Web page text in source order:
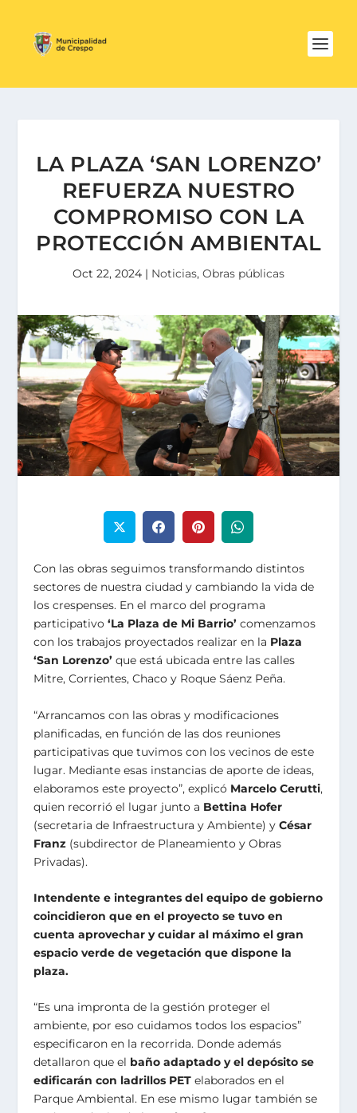
LA PLAZA ‘SAN LORENZO’
REFUERZA NUESTRO
COMPROMISO CON LA
PROTECCIÓN AMBIENTAL
Oct 22, 2024 | Noticias, Obras públicas
Con las obras seguimos transformando distintos
sectores de nuestra ciudad y cambiando la vida de
los crespenses. En el marco del programa
participativo‘La Plaza de Mi Barrio’comenzamos
con los trabajos proyectados realizar en la Plaza
‘San Lorenzo’que está ubicada entre las calles
Mitre, Corrientes, Chaco y Roque Sáenz Peña.
“Arrancamos con las obras y modificaciones
planificadas, en función de las dos reuniones
participativas que tuvimos con los vecinos de este
lugar. Mediante esas instancias de aporte de ideas,
elaboramos este proyecto”, explicó Marcelo Cerutti,
quien recorrió el lugar junto a Bettina Hofer
(secretaria de Infraestructura y Ambiente) yCésar
Franz (subdirector de Planeamiento y Obras
Privadas).
Intendente e integrantes del equipo de gobierno
coincidieron que en el proyecto se tuvo en
cuenta aprovechar y cuidar al máximo el gran
espacio verde de vegetación que dispone la
plaza.
“Es una impronta de la gestión proteger el
ambiente, por eso cuidamos todos los espacios”
especificaron en la recorrida. Donde además
detallaron que el baño adaptado y el depósito se
edificarán con ladrillos PET elaborados en el
Parque Ambiental. En ese mismo lugar también se